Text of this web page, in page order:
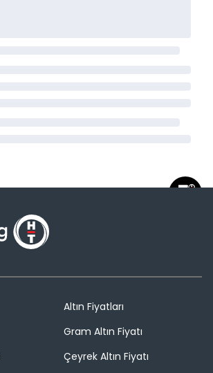
Altın Fiyatları
Gram Altın Fiyatı
Çeyrek Altın Fiyatı